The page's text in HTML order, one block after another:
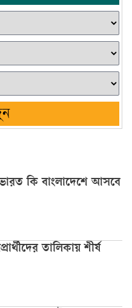
কি বাংলাদেশে আসবে
তালিকায় শীর্ষ